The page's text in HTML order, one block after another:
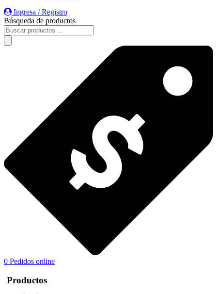
Ingresa / Registro
Búsqueda de productos
0 Pedidos online
Productos